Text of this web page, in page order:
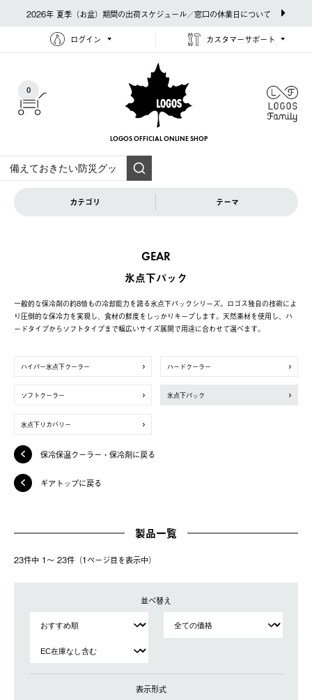
2026年 夏季（お盆）期間の出荷スケジュール／窓口の休業日について
ログイン カスタマーサポート
0
LOGOS OFFICIAL ONLINE SHOP
カテゴリ テーマ
GEAR
氷点下パック
一般的な保冷剤の約8倍もの冷却能力を誇る氷点下パックシリーズ。ロゴス独自の技術によ
り圧倒的な保冷力を実現し、食材の鮮度をしっかりキープします。天然素材を使用し、ハ
ードタイプからソフトタイプまで幅広いサイズ展開で用途に合わせて選べます。
ハイパー氷点下クーラー ハードクーラー
ソフトクーラー 氷点下パック
氷点下リカバリー
保冷保温クーラー・保冷剤に戻る
ギアトップに戻る
製品一覧
23件中 1〜 23件（1ページ⽬を表⽰中）
並べ替え
表示形式